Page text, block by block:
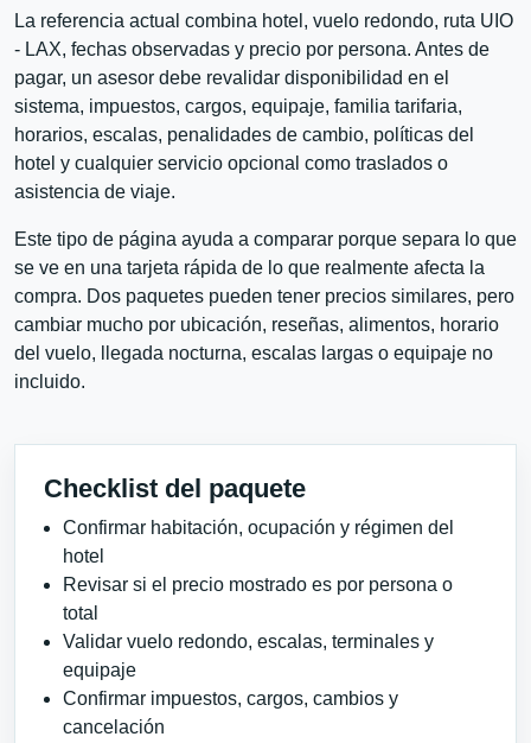
La referencia actual combina hotel, vuelo redondo, ruta UIO
- LAX, fechas observadas y precio por persona. Antes de
pagar, un asesor debe revalidar disponibilidad en el
sistema, impuestos, cargos, equipaje, familia tarifaria,
horarios, escalas, penalidades de cambio, políticas del
hotel y cualquier servicio opcional como traslados o
asistencia de viaje.
Este tipo de página ayuda a comparar porque separa lo que
se ve en una tarjeta rápida de lo que realmente afecta la
compra. Dos paquetes pueden tener precios similares, pero
cambiar mucho por ubicación, reseñas, alimentos, horario
del vuelo, llegada nocturna, escalas largas o equipaje no
incluido.
Checklist del paquete
Confirmar habitación, ocupación y régimen del
hotel
Revisar si el precio mostrado es por persona o
total
Validar vuelo redondo, escalas, terminales y
equipaje
Confirmar impuestos, cargos, cambios y
cancelación